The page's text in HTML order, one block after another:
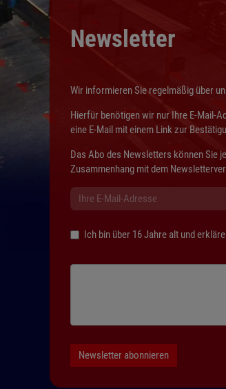
Newsletter
Wir informieren Sie regelmäßig über
Hierfür benötigen wir nur Ihre E-Mail-
eine E-Mail mit einem Link zur
Das Abo des Newsletters können Sie
Zusammenhang mit dem
Ich bin über 16 Jahre alt und
Newsletter abonnieren